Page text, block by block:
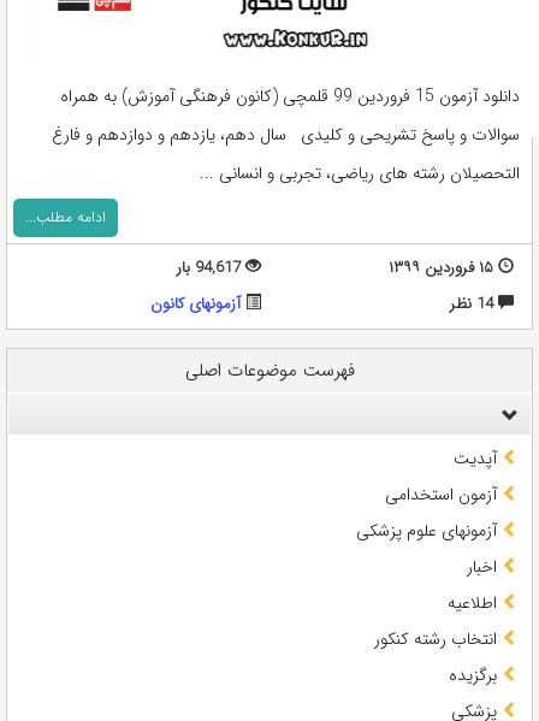
دانلود آزمون 15 فروردین 99 قلمچی (کانون فرهنگی آموزش) به همراه
سوالات و پاسخ تشریحی و کلیدی سال دهم، یازدهم و دوازدهم و فارغ
التحصیلان رشته های ریاضی، تجربی و انسانی ...
ادامه مطلب...
۱۵ فروردین ۱۳۹۹
94,617 بار
14 نظر
آزمونهای کانون
فهرست موضوعات اصلی
آپدیت
آزمون استخدامی
آزمونهای علوم پزشکی
اخبار
اطلاعیه
انتخاب رشته کنکور
برگزیده
پزشکی